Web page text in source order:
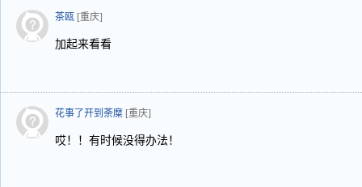
茶瓯 [重庆]
加起来看看
花事了开到荼糜 [重庆]
哎！！有时候没得办法！